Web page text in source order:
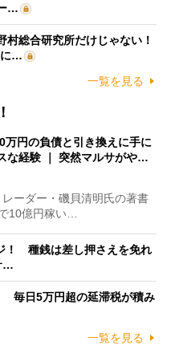
…
村総合研究所だけじゃない！
に…
一覧を見る
万円の負債と引き換えに手に
な経験 ｜ 突然マルサがや…
ーダー・磯貝清明氏の著書
10億円稼い…
！ 種銭は差し押さえを免れ
…
毎日5万円超の延滞税が積み
一覧を見る